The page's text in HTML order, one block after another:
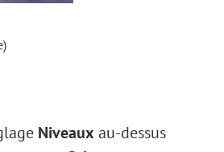
Niveaux au-dessus